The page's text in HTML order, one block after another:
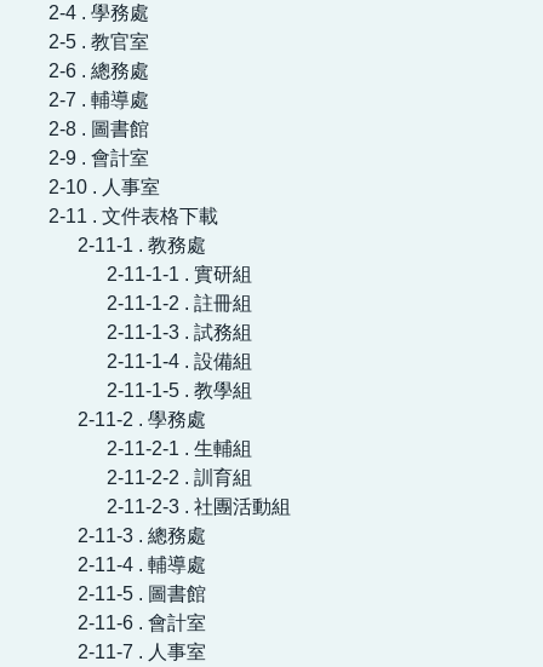
回首頁
2-4 . 學務處
2-5 . 教官室
2-6 . 總務處
2-7 . 輔導處
2-8 . 圖書館
2-9 . 會計室
2-10 . 人事室
2-11 . 文件表格下載
2-11-1 . 教務處
2-11-1-1 . 實研組
2-11-1-2 . 註冊組
2-11-1-3 . 試務組
2-11-1-4 . 設備組
2-11-1-5 . 教學組
2-11-2 . 學務處
2-11-2-1 . 生輔組
2-11-2-2 . 訓育組
2-11-2-3 . 社團活動組
2-11-3 . 總務處
2-11-4 . 輔導處
2-11-5 . 圖書館
2-11-6 . 會計室
2-11-7 . 人事室